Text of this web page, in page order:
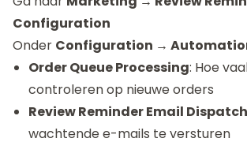
Configuration
Onder Configuration →
Order Queue Processing: Hoe
controleren op nieuwe orders
Review Reminder Email Dispatch
wachtende e-mails te versturen